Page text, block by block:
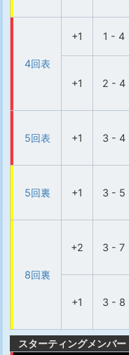
4回表
+1 1 - 4
+1 2 - 4
5回表 +1 3 - 4
5回裏 +1 3 - 5
8回裏
+2 3 - 7
+1 3 - 8
スターティングメンバー